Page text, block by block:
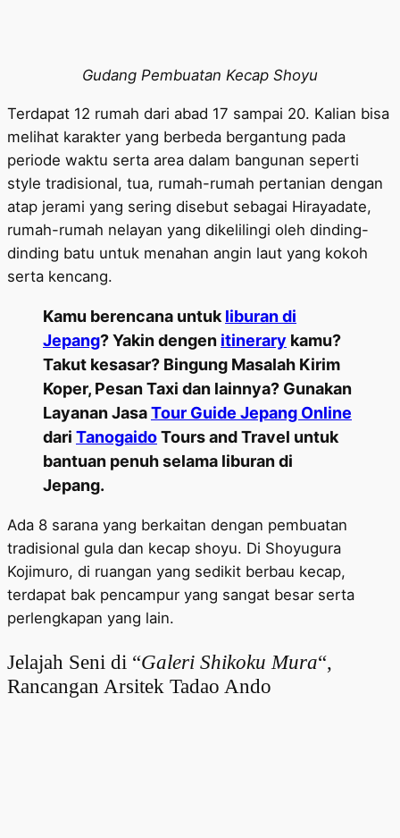
Gudang Pembuatan Kecap Shoyu
Terdapat 12 rumah dari abad 17 sampai 20. Kalian bisa
melihat karakter yang berbeda bergantung pada
periode waktu serta area dalam bangunan seperti
style tradisional, tua, rumah-rumah pertanian dengan
atap jerami yang sering disebut sebagai Hirayadate,
rumah-rumah nelayan yang dikelilingi oleh dinding-
dinding batu untuk menahan angin laut yang kokoh
serta kencang.
Kamu berencana untukliburan di
Jepang? Yakin dengen itinerary kamu?
Takut kesasar? Bingung Masalah Kirim
Koper, Pesan Taxi dan lainnya? Gunakan
Layanan JasaTour Guide Jepang Online
dari TanogaidoTours and Travel untuk
bantuan penuh selama liburan di
Jepang.
Ada 8 sarana yang berkaitan dengan pembuatan
tradisional gula dan kecap shoyu. Di Shoyugura
Kojimuro, di ruangan yang sedikit berbau kecap,
terdapat bak pencampur yang sangat besar serta
perlengkapan yang lain.
Jelajah Seni di “Galeri Shikoku Mura“,
Rancangan Arsitek Tadao Ando